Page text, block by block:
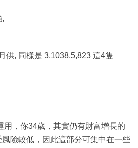
,
供, 同樣是 3,1038,5,823 這4隻
用，你34歲，其實仍有財富增長的
險較低，因此這部分可集中在一些